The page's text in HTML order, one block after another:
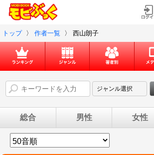
トップ 〉 作者一覧 〉 西山朗子
総合 男性 女性